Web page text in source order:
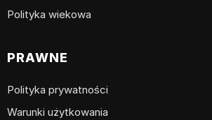
Polityka wiekowa
PRAWNE
Polityka prywatności
Warunki użytkowania